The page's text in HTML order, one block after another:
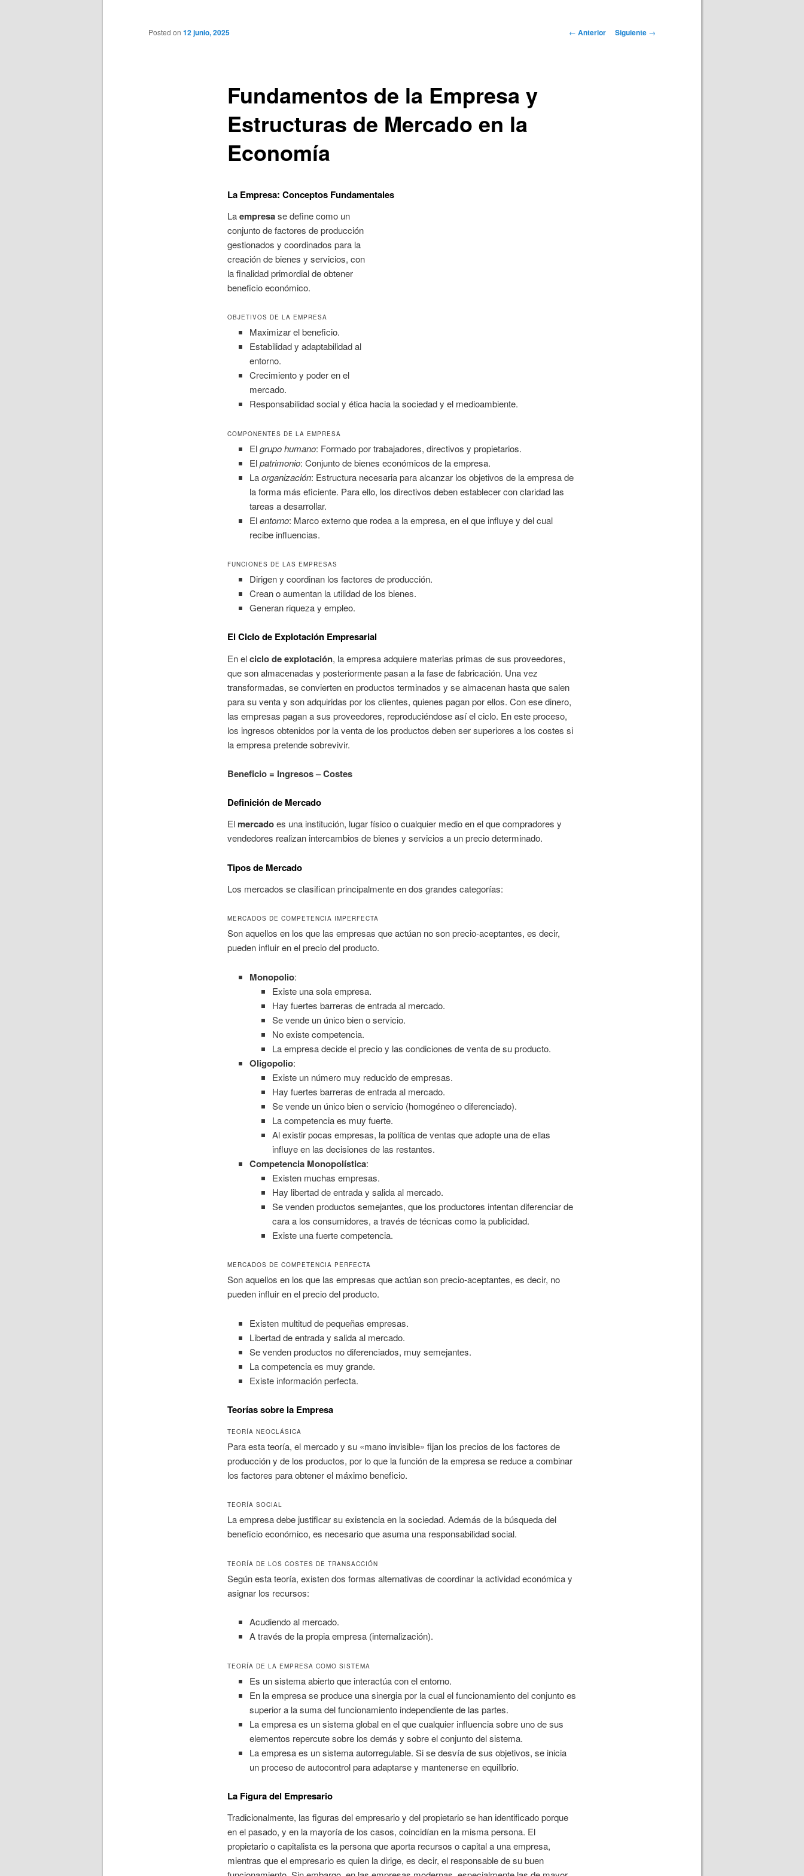
Navegación
← Anterior Siguiente →
Fundamentos de la Empresa y
Estructuras de Mercado en la
Economía
Posted on 12 junio, 2025
La Empresa: Conceptos Fundamentales
Laempresase define como un
conjunto de factores de producción
gestionados y coordinados para la
creación de bienes y servicios, con
la finalidad primordial de obtener
beneficio económico.
OBJETIVOS DE LA EMPRESA
Maximizar el beneficio.
Estabilidad y adaptabilidad al
entorno.
Crecimiento y poder en el
mercado.
Responsabilidad social y ética hacia la sociedad y el medioambiente.
COMPONENTES DE LA EMPRESA
Elgrupo humano: Formado por trabajadores, directivos y propietarios.
Elpatrimonio: Conjunto de bienes económicos de la empresa.
Laorganización: Estructura necesaria para alcanzar los objetivos de la empresa de
la forma más eficiente. Para ello, los directivos deben establecer con claridad las
tareas a desarrollar.
Elentorno: Marco externo que rodea a la empresa, en el que influye y del cual
recibe influencias.
FUNCIONES DE LAS EMPRESAS
Dirigen y coordinan los factores de producción.
Crean o aumentan la utilidad de los bienes.
Generan riqueza y empleo.
El Ciclo de Explotación Empresarial
En elciclo de explotación, la empresa adquiere materias primas de sus proveedores,
que son almacenadas y posteriormente pasan a la fase de fabricación. Una vez
transformadas, se convierten en productos terminados y se almacenan hasta que salen
para su venta y son adquiridas por los clientes, quienes pagan por ellos. Con ese dinero,
las empresas pagan a sus proveedores, reproduciéndose así el ciclo. En este proceso,
los ingresos obtenidos por la venta de los productos deben ser superiores a los costes si
la empresa pretende sobrevivir.
Beneficio = Ingresos – Costes
Definición de Mercado
El mercadoes una institución, lugar físico o cualquier medio en el que compradores y
vendedores realizan intercambios de bienes y servicios a un precio determinado.
Tipos de Mercado
Los mercados se clasifican principalmente en dos grandes categorías:
MERCADOS DE COMPETENCIA IMPERFECTA
Son aquellos en los que las empresas que actúan no son precio-aceptantes, es decir,
pueden influir en el precio del producto.
Monopolio:
Existe una sola empresa.
Hay fuertes barreras de entrada al mercado.
Se vende un único bien o servicio.
No existe competencia.
La empresa decide el precio y las condiciones de venta de su producto.
Oligopolio:
Existe un número muy reducido de empresas.
Hay fuertes barreras de entrada al mercado.
Se vende un único bien o servicio (homogéneo o diferenciado).
La competencia es muy fuerte.
Al existir pocas empresas, la política de ventas que adopte una de ellas
influye en las decisiones de las restantes.
Competencia Monopolística:
Existen muchas empresas.
Hay libertad de entrada y salida al mercado.
Se venden productos semejantes, que los productores intentan diferenciar de
cara a los consumidores, a través de técnicas como la publicidad.
Existe una fuerte competencia.
MERCADOS DE COMPETENCIA PERFECTA
Son aquellos en los que las empresas que actúan son precio-aceptantes, es decir, no
pueden influir en el precio del producto.
Existen multitud de pequeñas empresas.
Libertad de entrada y salida al mercado.
Se venden productos no diferenciados, muy semejantes.
La competencia es muy grande.
Existe información perfecta.
Teorías sobre la Empresa
TEORÍA NEOCLÁSICA
Para esta teoría, el mercado y su «mano invisible» fijan los precios de los factores de
producción y de los productos, por lo que la función de la empresa se reduce a combinar
los factores para obtener el máximo beneficio.
TEORÍA SOCIAL
La empresa debe justificar su existencia en la sociedad. Además de la búsqueda del
beneficio económico, es necesario que asuma una responsabilidad social.
TEORÍA DE LOS COSTES DE TRANSACCIÓN
Según esta teoría, existen dos formas alternativas de coordinar la actividad económica y
asignar los recursos:
Acudiendo al mercado.
A través de la propia empresa (internalización).
TEORÍA DE LA EMPRESA COMO SISTEMA
Es un sistema abierto que interactúa con el entorno.
En la empresa se produce una sinergia por la cual el funcionamiento del conjunto es
superior a la suma del funcionamiento independiente de las partes.
La empresa es un sistema global en el que cualquier influencia sobre uno de sus
elementos repercute sobre los demás y sobre el conjunto del sistema.
La empresa es un sistema autorregulable. Si se desvía de sus objetivos, se inicia
un proceso de autocontrol para adaptarse y mantenerse en equilibrio.
La Figura del Empresario
Tradicionalmente, las figuras del empresario y del propietario se han identificado porque
en el pasado, y en la mayoría de los casos, coincidían en la misma persona. El
propietario o capitalista es la persona que aporta recursos o capital a una empresa,
mientras que el empresario es quien la dirige, es decir, el responsable de su buen